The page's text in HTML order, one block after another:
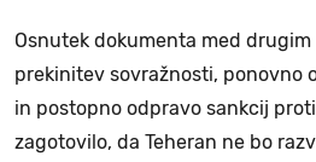
Osnutek dokumenta med
prekinitev sovražnosti, ponovno
in postopno odpravo sankcij
zagotovilo, da Teheran ne bo